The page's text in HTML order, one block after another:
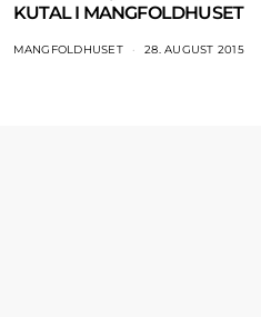
KUTAL I MANGFOLDHUSET
MANGFOLDHUSET 28. AUGUST 2015